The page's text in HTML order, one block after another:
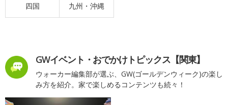
四国 九州・沖縄
GWイベント・おでかけトピックス【関東】
ウォーカー編集部が選ぶ、GW(ゴールデンウィーク)の楽し
み方を紹介。家で楽しめるコンテンツも続々！